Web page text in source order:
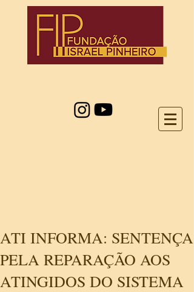
ATI INFORMA: SENTENÇA
PELA REPARAÇÃO AOS
ATINGIDOS DO SISTEMA